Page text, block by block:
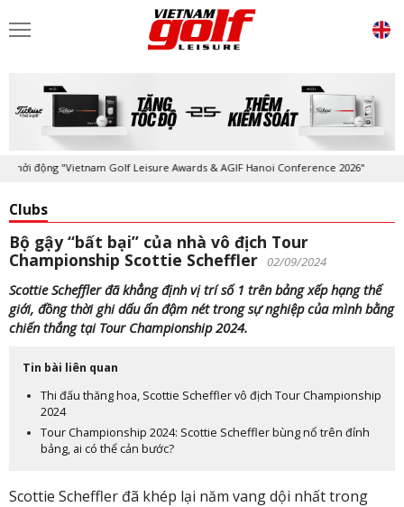
động "Vietnam Golf Leisure Awards & AGIF Hanoi Conference 2026"
Clubs
Bộ gậy “bất bại” của nhà vô địch Tour
Championship Scottie Scheffler 02/09/2024
Scottie Scheffler đã khẳng định vị trí số 1 trên bảng xếp hạng thế
giới, đồng thời ghi dấu ấn đậm nét trong sự nghiệp của mình bằng
chiến thắng tại Tour Championship 2024.
Tin bài liên quan
Thi đấu thăng hoa, Scottie Scheffler vô địch Tour Championship
2024
Tour Championship 2024: Scottie Scheffler bùng nổ trên đỉnh
bảng, ai có thể cản bước?
Scottie Scheffler đã khép lại năm vang dội nhất trong